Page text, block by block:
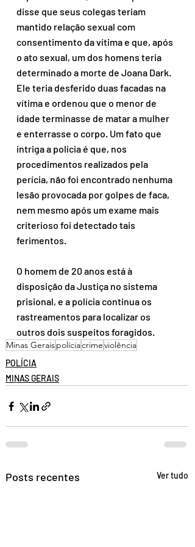
disse que seus colegas teriam
mantido relação sexual com
consentimento da vítima e que, após
o ato sexual, um dos homens teria
determinado a morte de Joana Dark.
Ele teria desferido duas facadas na
vítima e ordenou que o menor de
idade terminasse de matar a mulher
e enterrasse o corpo. Um fato que
intriga a polícia é que, nos
procedimentos realizados pela
perícia, não foi encontrado nenhuma
lesão provocada por golpes de faca,
nem mesmo após um exame mais
criterioso foi detectado tais
ferimentos.
O homem de 20 anos está à
disposição da Justiça no sistema
prisional, e a polícia continua os
rastreamentos para localizar os
outros dois suspeitos foragidos.
Minas Geraispolíciacrimeviolência
POLÍCIA
MINAS GERAIS
Posts recentes Ver tudo